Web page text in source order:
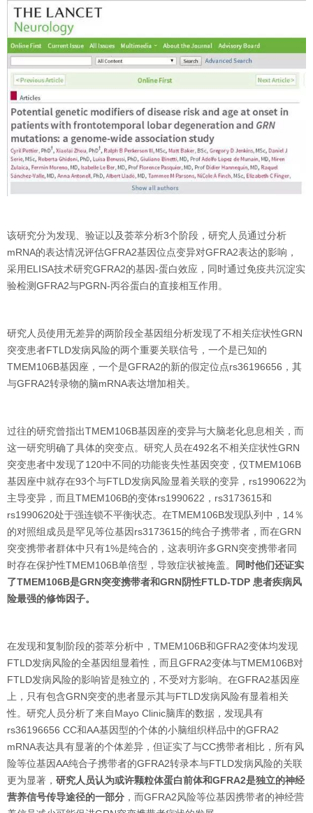
该研究分为发现、验证以及荟萃分析3个阶段，研究人员通过分析
mRNA的表达情况评估GFRA2基因位点变异对GFRA2表达的影响，
采用ELISA技术研究GFRA2的基因-蛋白效应，同时通过免疫共沉淀实
验检测GFRA2与PGRN-丙谷蛋白的直接相互作用。
研究人员使用无差异的两阶段全基因组分析发现了不相关症状性GRN
突变患者FTLD发病风险的两个重要关联信号，一个是已知的
TMEM106B基因座，一个是GFRA2的新的假定位点rs36196656，其
与GFRA2转录物的脑mRNA表达增加相关。
过往的研究曾指出TMEM106B基因座的变异与大脑老化息息相关，而
这一研究明确了具体的突变点。研究人员在492名不相关症状性GRN
突变患者中发现了120中不同的功能丧失性基因突变，仅TMEM106B
基因座中就存在93个与FTLD发病风险显着关联的变异，rs1990622为
主导变异，而且TMEM106B的变体rs1990622，rs3173615和
rs1990620处于强连锁不平衡状态。在TMEM106B发现队列中，14％
的对照组成员是罕见等位基因rs3173615的纯合子携带者，而在GRN
突变携带者群体中只有1%是纯合的，这表明许多GRN突变携带者同
时存在保护性TMEM106B单倍型，导致症状被掩盖。
同时他们还证实
了TMEM106B是GRN突变携带者和GRN阴性FTLD-TDP 患者疾病风
险最强的修饰因子。
在发现和复制阶段的荟萃分析中，TMEM106B和GFRA2变体均发现
FTLD发病风险的全基因组显着性，而且GFRA2变体与TMEM106B对
FTLD发病风险的影响皆是独立的，不受对方影响。在GFRA2基因座
上，只有包含GRN突变的患者显示其与FTLD发病风险有显着相关
性。研究人员分析了来自Mayo Clinic脑库的数据，发现具有
rs36196656 CC和AA基因型的个体的小脑组织样品中的GFRA2
mRNA表达具有显著的个体差异，但证实了与CC携带者相比，所有风
险等位基因AA纯合子携带者的GFRA2转录本与FTLD发病风险的关联
更为显著， 研究人员认为或许颗粒体蛋白前体和GFRA2是独立的神经
营养信号传导途径的一部分 ，而GFRA2风险等位基因携带者的神经营